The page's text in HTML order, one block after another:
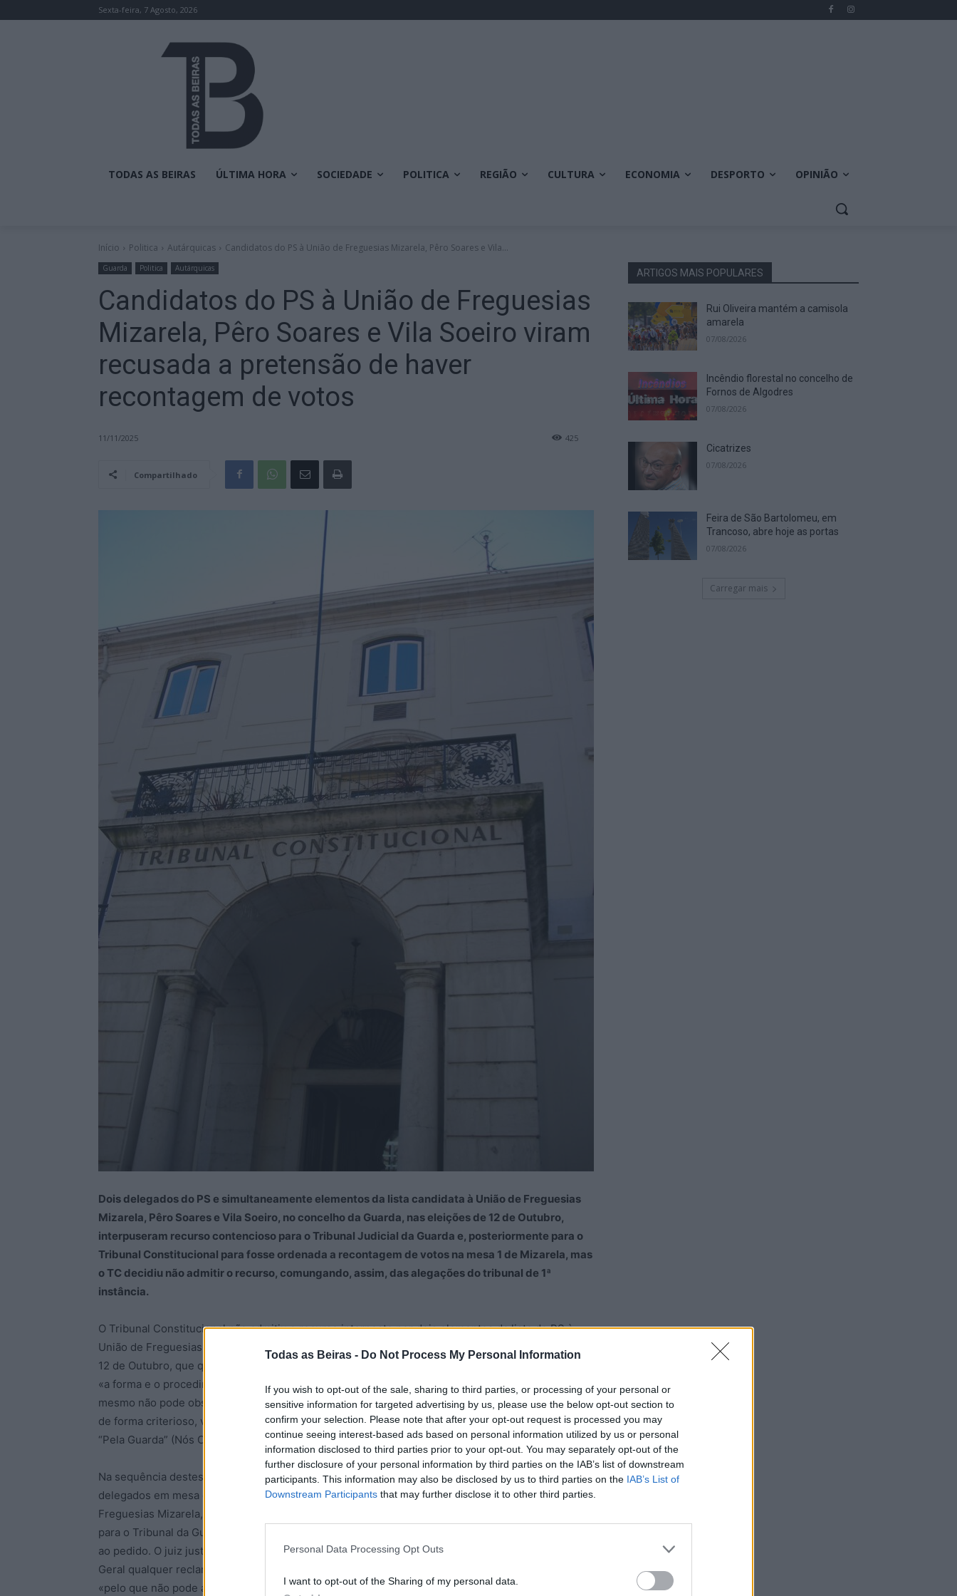
Todas as Beiras - Do Not Process My Personal Information
If you wish to opt-out of the sale, sharing to third parties, or processing of your personal or
sensitive information for targeted advertising by us, please use the below opt-out section to
confirm your selection. Please note that after your opt-out request is processed you may
continue seeing interest-based ads based on personal information utilized by us or personal
information disclosed to third parties prior to your opt-out. You may separately opt-out of the
further disclosure of your personal information by third parties on the IAB’s list of downstream
participants. This information may also be disclosed by us to third parties on the IAB’s List of
Downstream Participants that may further disclose it to other third parties.
Personal Data Processing Opt Outs
I want to opt-out of the Sharing of my personal data.
Sexta-feira, 7 Agosto, 2026
TODAS AS BEIRAS ÚLTIMA HORA SOCIEDADE POLITICA REGIÃO CULTURA ECONOMIA DESPORTO OPINIÃO
Início Politica Autárquicas Candidatos do PS à União de Freguesias Mizarela, Pêro Soares e Vila...
Guarda Politica Autárquicas
Candidatos do PS à União de Freguesias
Mizarela, Pêro Soares e Vila Soeiro viram
recusada a pretensão de haver
recontagem de votos
11/11/2025 425
Compartilhado
Dois delegados do PS e simultaneamente elementos da lista candidata à União de Freguesias
Mizarela, Pêro Soares e Vila Soeiro, no concelho da Guarda, nas eleições de 12 de Outubro,
interpuseram recurso contencioso para o Tribunal Judicial da Guarda e, posteriormente para o
Tribunal Constitucional para fosse ordenada a recontagem de votos na mesa 1 de Mizarela, mas
o TC decidiu não admitir o recurso, comungando, assim, das alegações do tribunal de 1ª
instância.
O Tribunal Constitucional não admitiu o recurso interposto por dois elementos da lista do PS à
União de Freguesias Mizarela, Pêro Soares e Vila Soeiro, no concelho da Guarda, nas eleições de
12 de Outubro, que queriam a recontagem dos votos na mesa 1 de Mizarela por considerarem que
«a forma e o procedimento da contagem não foram transparentes» e «o delegado que assistiu ao
mesmo não pode observar a respectiva contagem, nem mesmo verificar e escrutinar a contagem
de forma criterioso, voto a voto». Nesta freguesia, onde havia três mesas, eleitorais, a coligação
“Pela Guarda” (Nós Cidadãos/PPM) obteve 87 votos e o PS 86.
Na sequência destes resultados, Nelson José Clemente Pina e Sofia Alexandra Paulino Muxagata,
delegados em mesa de voto e respectivamente candidatos a tesoureiro e secretária à União de
Freguesias Mizarela, Pêro Soares e Vila Soeiro, avançaram, em 17 de Outubro, com um recurso
para o Tribunal da Guarda para haver uma recontagem dos votos, mas não obtiveram provimento
ao pedido. O juiz justificou, em 20 de Outubro, que não chegou à «Assembleia de Apuramento
Geral qualquer reclamação ou protesto» nesse sentido, tendo os resultados sido proclamados,
«pelo que não pode agora proceder-se a nova contagem dos votos.
ARTIGOS MAIS POPULARES
Rui Oliveira mantém a camisola
amarela
07/08/2026
Incêndio florestal no concelho de
Fornos de Algodres
07/08/2026
Cicatrizes
07/08/2026
Feira de São Bartolomeu, em
Trancoso, abre hoje as portas
07/08/2026
Carregar mais